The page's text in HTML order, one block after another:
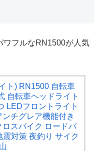
ワフルなRN1500が人気
ト) RN1500 自転車
自転車ヘッドライト
LEDフロントライト
チグレア機能付き
ロスバイク ロードバ
対策 夜釣り サイク